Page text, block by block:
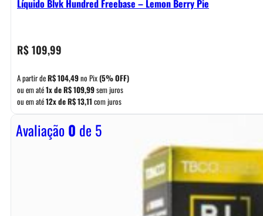
Líquido Blvk Hundred Freebase – Lemon Berry Pie
R$109,99
A partir deR$104,49no Pix(5% OFF)
ou em até1x deR$109,99sem juros
ou em até12x deR$13,11 com juros
Avaliação0 de 5